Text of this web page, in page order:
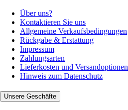
Über uns?
Kontaktieren Sie uns
Allgemeine Verkaufsbedingungen
Rückgabe & Erstattung
Impressum
Zahlungsarten
Lieferkosten und Versandoptionen
Hinweis zum Datenschutz
Unsere Geschäfte